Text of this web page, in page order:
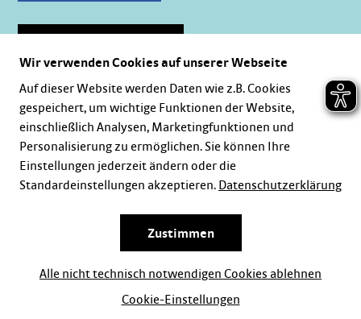
Wir verwenden Cookies auf unserer Webseite
Auf dieser Website werden Daten wie z.B. Cookies
gespeichert, um wichtige Funktionen der Website,
einschließlich Analysen, Marketingfunktionen und
Personalisierung zu ermöglichen. Sie können Ihre
Einstellungen jederzeit ändern oder die
Standardeinstellungen akzeptieren. Datenschutzerklärung
Zustimmen
Alle nicht technisch notwendigen Cookies ablehnen
Cookie-Einstellungen